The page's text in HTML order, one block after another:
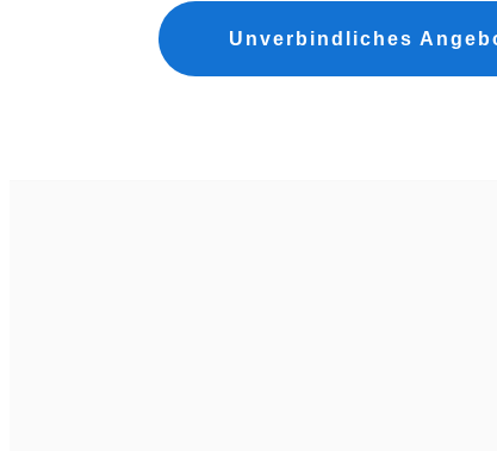
Unverbindliches